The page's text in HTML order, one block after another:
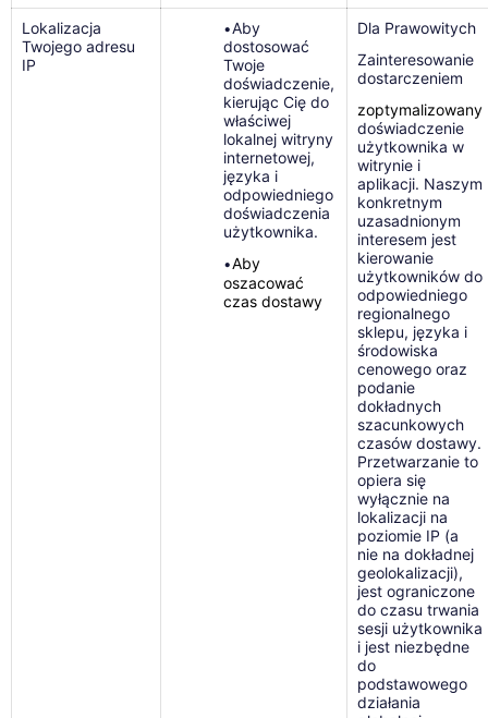
Lokalizacja
Twojego adresu
IP
•Aby
dostosować
Twoje
doświadczenie,
kierując Cię do
właściwej
lokalnej witryny
internetowej,
języka i
odpowiedniego
doświadczenia
użytkownika.
•Aby
oszacować
czas dostawy
Dla Prawowitych
Zainteresowanie
dostarczeniem
zoptymalizowany
doświadczenie
użytkownika w
witrynie i
aplikacji. Naszym
konkretnym
uzasadnionym
interesem jest
kierowanie
użytkowników do
odpowiedniego
regionalnego
sklepu, języka i
środowiska
cenowego oraz
podanie
dokładnych
szacunkowych
czasów dostawy.
Przetwarzanie to
opiera się
wyłącznie na
lokalizacji na
poziomie IP (a
nie na dokładnej
geolokalizacji),
jest ograniczone
do czasu trwania
sesji użytkownika
i jest niezbędne
do
podstawowego
działania